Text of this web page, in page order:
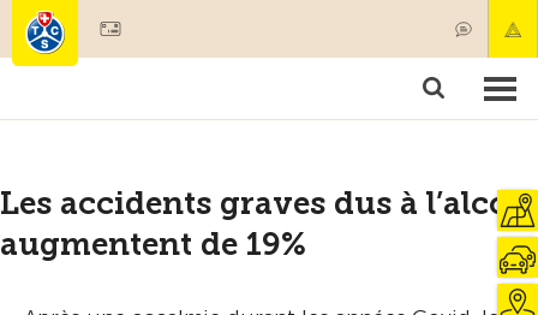
Membres & prestations
Les accidents graves dus à l’alcool
augmentent de 19%